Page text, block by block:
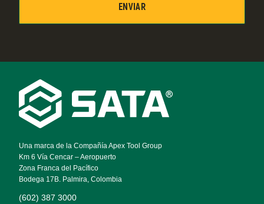
Footer
Navigation
Una marca de la Compañía Apex Tool Group
Km 6 Vía Cencar – Aeropuerto
Zona Franca del Pacífico
Bodega 17B. Palmira, Colombia
(602) 387 3000